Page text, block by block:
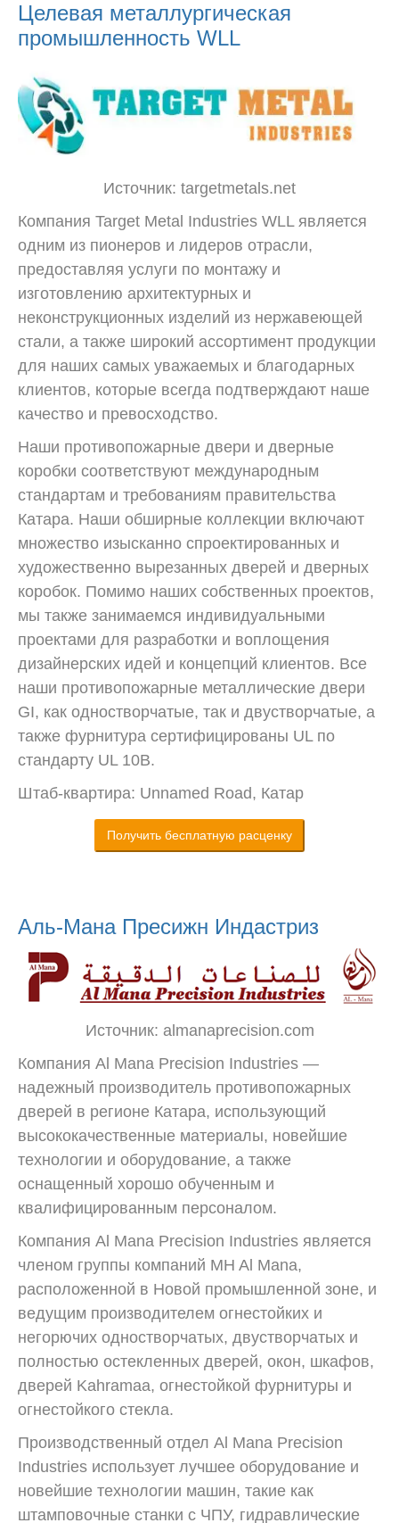
Целевая металлургическая
промышленность WLL
Источник: targetmetals.net
Компания Target Metal Industries WLL является
одним из пионеров и лидеров отрасли,
предоставляя услуги по монтажу и
изготовлению архитектурных и
неконструкционных изделий из нержавеющей
стали, а также широкий ассортимент продукции
для наших самых уважаемых и благодарных
клиентов, которые всегда подтверждают наше
качество и превосходство.
Наши противопожарные двери и дверные
коробки соответствуют международным
стандартам и требованиям правительства
Катара. Наши обширные коллекции включают
множество изысканно спроектированных и
художественно вырезанных дверей и дверных
коробок. Помимо наших собственных проектов,
мы также занимаемся индивидуальными
проектами для разработки и воплощения
дизайнерских идей и концепций клиентов. Все
наши противопожарные металлические двери
GI, как одностворчатые, так и двустворчатые, а
также фурнитура сертифицированы UL по
стандарту UL 10B.
Штаб-квартира: Unnamed Road, Катар
Получить бесплатную расценку
Аль-Мана Пресижн Индастриз
Источник: almanaprecision.com
Компания Al Mana Precision Industries —
надежный производитель противопожарных
дверей в регионе Катара, использующий
высококачественные материалы, новейшие
технологии и оборудование, а также
оснащенный хорошо обученным и
квалифицированным персоналом.
Компания Al Mana Precision Industries является
членом группы компаний MH Al Mana,
расположенной в Новой промышленной зоне, и
ведущим производителем огнестойких и
негорючих одностворчатых, двустворчатых и
полностью остекленных дверей, окон, шкафов,
дверей Kahramaa, огнестойкой фурнитуры и
огнестойкого стекла.
Производственный отдел Al Mana Precision
Industries использует лучшее оборудование и
новейшие технологии машин, такие как
штамповочные станки с ЧПУ, гидравлические